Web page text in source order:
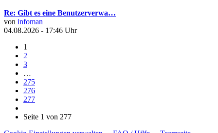
Re: Gibt es eine Benutzerverwa…
von infoman
04.08.2026 - 17:46 Uhr
1
2
3
…
275
276
277
Seite 1 von 277